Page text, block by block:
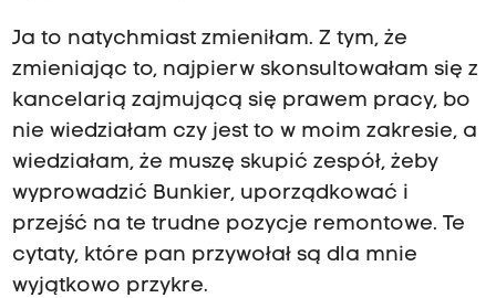
Ja to natychmiast zmieniłam. Z tym, że
zmieniając to, najpierw skonsultowałam się z
kancelarią zajmującą się prawem pracy, bo
nie wiedziałam czy jest to w moim zakresie, a
wiedziałam, że muszę skupić zespół, żeby
wyprowadzić Bunkier, uporządkować i
przejść na te trudne pozycje remontowe. Te
cytaty, które pan przywołał są dla mnie
wyjątkowo przykre.